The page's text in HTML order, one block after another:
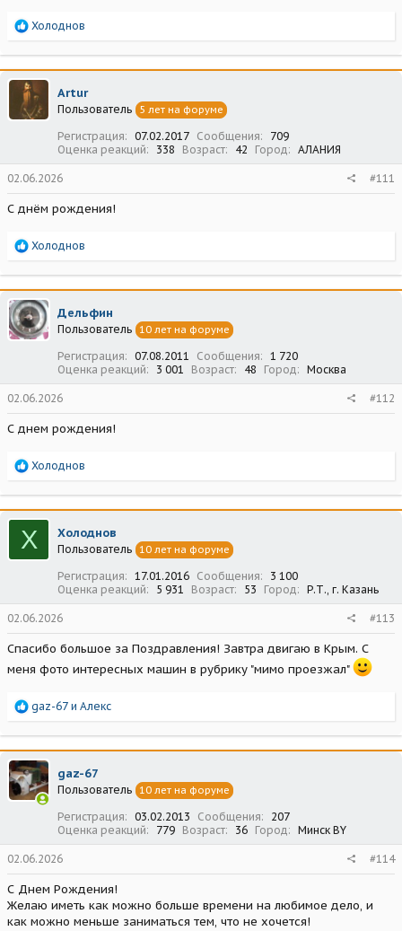
Р
а
к
ц
и
и
Холоднов
Artur
Пользователь 5 лет на форуме
Регистрация 07.02.2017 Сообщения
709
Оценка реакций
338 Возраст 42 Город АЛАНИЯ
02.06.2026 #111
С днём рождения!
Р
а
к
ц
и
и
Холоднов
Дельфин
Пользователь 10 лет на форуме
Регистрация 07.08.2011 Сообщения
1 720
Оценка реакций
3 001 Возраст 48 Город Москва
02.06.2026 #112
С днем рождения!
Р
а
к
ц
и
и
Холоднов
Х Холоднов
Пользователь 10 лет на форуме
Регистрация 17.01.2016 Сообщения
3 100
Оценка реакций
5 931 Возраст 53 Город Р.Т., г. Казань
02.06.2026 #113
Спасибо большое за Поздравления! Завтра двигаю в Крым. С
меня фото интересных машин в рубрику "мимо проезжал"
Р
а
к
ц
и
и
gaz-67 и Алекс
gaz-67
Пользователь 10 лет на форуме
Регистрация 03.02.2013 Сообщения
207
Оценка реакций
779 Возраст 36 Город Минск BY
02.06.2026 #114
С Днем Рождения!
Желаю иметь как можно больше времени на любимое дело, и
как можно меньше заниматься тем, что не хочется!